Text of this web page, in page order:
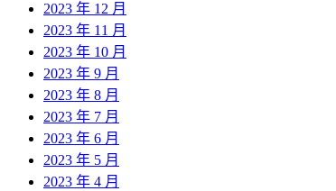
2023 年 12 月
2023 年 11 月
2023 年 10 月
2023 年 9 月
2023 年 8 月
2023 年 7 月
2023 年 6 月
2023 年 5 月
2023 年 4 月